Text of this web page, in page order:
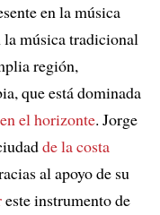
en la música
música tradicional
región,
que está dominada
el horizonte. Jorge
de la costa
al apoyo de su
este instrumento de